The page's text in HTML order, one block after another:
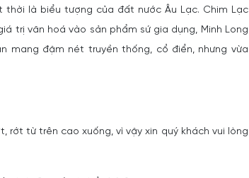
là biểu tượng của đất nước Âu Lạc. Chim Lạc
trị văn hoá vào sản phẩm sứ gia dụng, Minh Long
mang đậm nét truyền thống, cổ điển, nhưng vừa
rớt từ trên cao xuống, vì vậy xin quý khách vui lòng